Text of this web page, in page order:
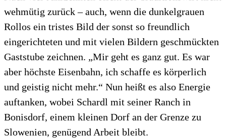
wehmütig zurück – auch, wenn die dunkelgrauen
Rollos ein tristes Bild der sonst so freundlich
eingerichteten und mit vielen Bildern geschmückten
Gaststube zeichnen. „Mir geht es ganz gut. Es war
aber höchste Eisenbahn, ich schaffe es körperlich
und geistig nicht mehr.“ Nun heißt es also Energie
auftanken, wobei Schardl mit seiner Ranch in
Bonisdorf, einem kleinen Dorf an der Grenze zu
Slowenien, genügend Arbeit bleibt.